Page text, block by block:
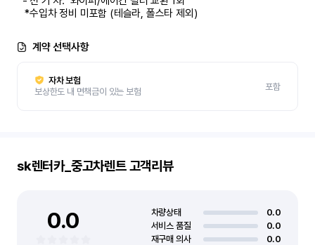
   *수입차 정비 미포함 (테슬라, 폴스타 제외)
계약 선택사항
자차 보험
보상한도 내 면책금이 있는 보험
포함
sk렌터카_중고차렌트고객리뷰
0.0 차량상태
0.0
서비스 품질
0.0
재구매 의사
0.0